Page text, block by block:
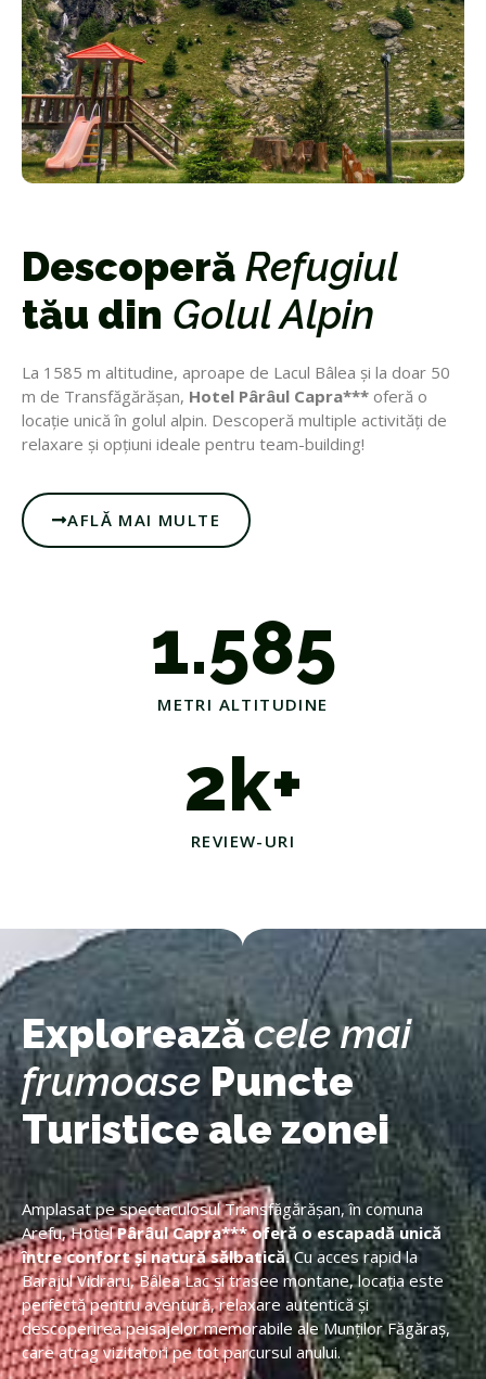
Descoperă Refugiul
tău din Golul Alpin
La 1585 m altitudine, aproape de Lacul Bâlea și la doar 50
m de Transfăgărășan, Hotel Pârâul Capra*** oferă o
locație unică în golul alpin. Descoperă multiple activități de
relaxare și opțiuni ideale pentru team-building!
AFLĂ MAI MULTE
METRI ALTITUDINE
1.585
REVIEW-URI
2k+
Exploreazăcele mai
frumoase Puncte
Turistice ale zonei
Amplasat pe spectaculosul Transfăgărășan, în comuna
Arefu, HotelPârâul Capra*** oferă o escapadă unică
între confort și natură sălbatică.Cu acces rapid la
Barajul Vidraru, Bâlea Lac și trasee montane, locația este
perfectă pentru aventură, relaxare autentică și
descoperirea peisajelor memorabile ale Munților Făgăraș,
care atrag vizitatori pe tot parcursul anului.